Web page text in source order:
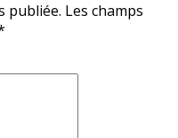
publiée. Les champs